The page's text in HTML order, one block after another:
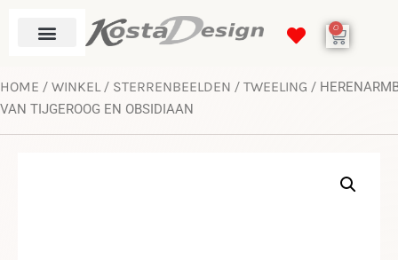
0
HOME / WINKEL/ STERRENBEELDEN / TWEELING /
VAN TIJGEROOG EN OBSIDIAAN